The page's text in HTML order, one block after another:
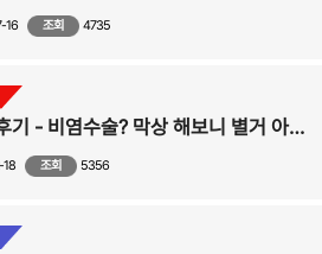
16 조회 4735
12월의 BEST 후기 - 비염수술? 막상 해보니 별거 아니더라~ 진작 도전할걸~!!
18 조회 5356